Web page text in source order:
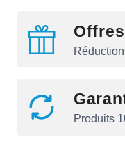
Produits